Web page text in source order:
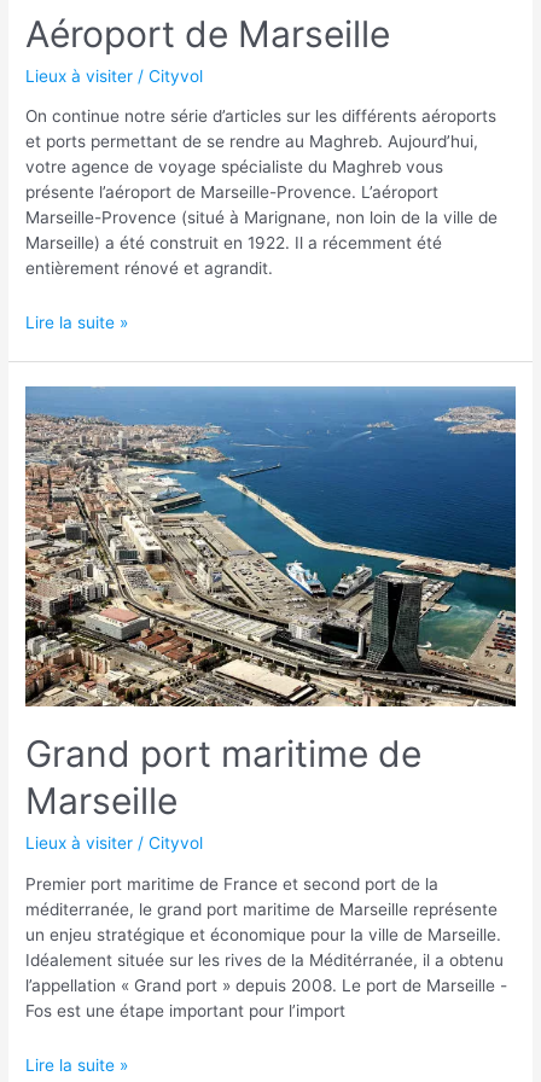
Aéroport de Marseille
Lieux à visiter /Cityvol
On continue notre série d’articles sur les différents aéroports
et ports permettant de se rendre au Maghreb. Aujourd’hui,
votre agence de voyage spécialiste du Maghreb vous
présente l’aéroport de Marseille-Provence. L’aéroport
Marseille-Provence (situé à Marignane, non loin de la ville de
Marseille) a été construit en 1922. Il a récemment été
entièrement rénové et agrandit.
Aéroport
Lire la suite »
Grand port maritime de
Marseille
Lieux à visiter /Cityvol
Premier port maritime de France et second port de la
méditerranée, le grand port maritime de Marseille représente
un enjeu stratégique et économique pour la ville de Marseille.
Idéalement située sur les rives de la Méditérranée, il a obtenu
l’appellation « Grand port » depuis 2008. Le port de Marseille -
Fos est une étape important pour l’import
Grand
Lire la suite »